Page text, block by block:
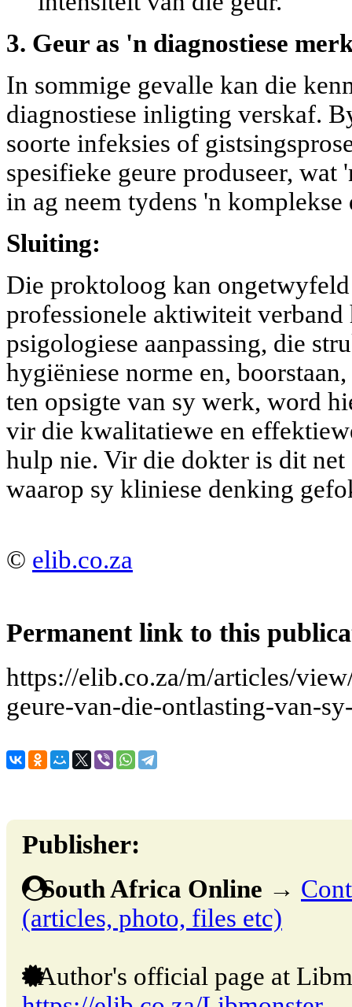
3. Geur as 'n diagnostiese
In sommige gevalle kan die
diagnostiese inligting verskaf.
soorte infeksies of
spesifieke geure produseer,
in ag neem tydens 'n komplekse
Sluiting:
Die proktoloog kan
professionele aktiwiteit
psigologiese aanpassing, die
hygiëniese norme en,
ten opsigte van sy werk, word
vir die kwalitatiewe en
hulp nie. Vir die dokter is dit
waarop sy kliniese denking
© elib.co.za
Permanent link to this
https://elib.co.za/m/articles/
geure-van-die-ontlasting-van-
Publisher:
South Africa Online →
(articles, photo, files etc)
Author's official page at